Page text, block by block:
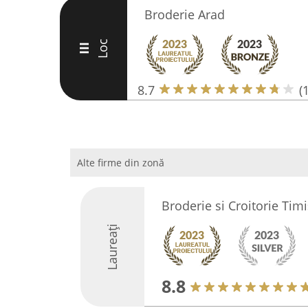
III Loc
Broderie Arad
8.7
Alte firme din zonă
Laureați
Broderie si Croitorie
8.8